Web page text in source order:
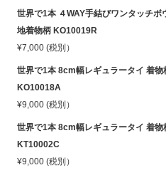
世界で1本 ４WAY手結びワンタッチボ
地着物柄 KO10019R
¥7,000 (税別）
世界で1本 8cm幅レギュラータイ 着物
KO10018A
¥9,000 (税別）
世界で1本 8cm幅レギュラータイ 着物
KT10002C
¥9,000 (税別）